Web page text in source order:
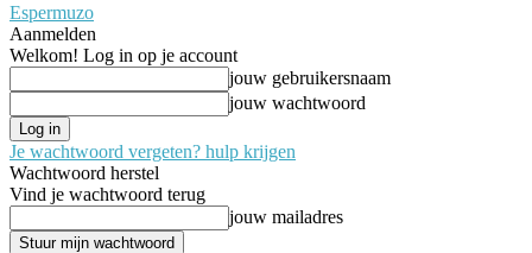
Espermuzo
Aanmelden
Welkom! Log in op je account
jouw gebruikersnaam
jouw wachtwoord
Je wachtwoord vergeten? hulp krijgen
Wachtwoord herstel
Vind je wachtwoord terug
jouw mailadres